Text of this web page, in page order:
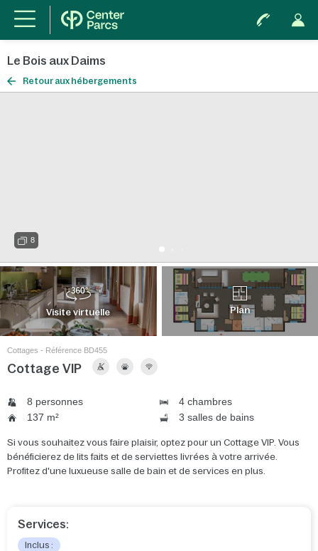
Le Bois aux Daims
Retour aux hébergements
8
Visite virtuelle Plan
Cottages - Référence BD455
Cottage VIP
8 personnes
4 chambres
137 m²
3 salles de bains
Si vous souhaitez vous faire plaisir, optez pour un Cottage VIP. Vous
bénéficierez de lits faits et de serviettes livrées à votre arrivée.
Profitez d'une luxueuse salle de bain et de services en plus.
Services:
Inclus :